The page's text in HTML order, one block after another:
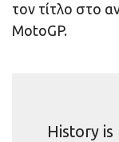
τον τίτλο στο
MotoGP.
History is